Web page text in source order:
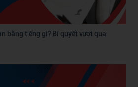
bằng tiếng gì? Bí quyết vượt qua